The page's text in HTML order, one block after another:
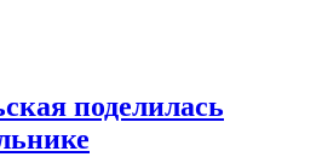
поделилась